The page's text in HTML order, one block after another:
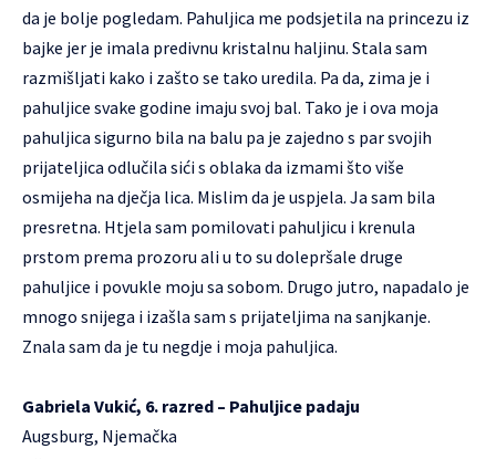
da je bolje pogledam. Pahuljica me podsjetila na princezu iz
bajke jer je imala predivnu kristalnu haljinu. Stala sam
razmišljati kako i zašto se tako uredila. Pa da, zima je i
pahuljice svake godine imaju svoj bal. Tako je i ova moja
pahuljica sigurno bila na balu pa je zajedno s par svojih
prijateljica odlučila sići s oblaka da izmami što više
osmijeha na dječja lica. Mislim da je uspjela. Ja sam bila
presretna. Htjela sam pomilovati pahuljicu i krenula
prstom prema prozoru ali u to su dolepršale druge
pahuljice i povukle moju sa sobom. Drugo jutro, napadalo je
mnogo snijega i izašla sam s prijateljima na sanjkanje.
Znala sam da je tu negdje i moja pahuljica.
Gabriela Vukić, 6. razred – Pahuljice padaju
Augsburg, Njemačka